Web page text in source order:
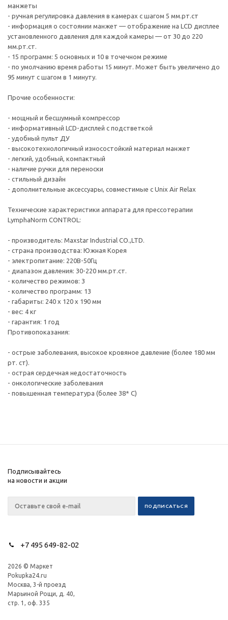
манжеты
- ручная регулировка давления в камерах с шагом 5 мм.рт.ст
- информация о состоянии манжет — отображение на LСD дисплее
установленного давления для каждой камеры — от 30 до 220
мм.рт.ст.
- 15 программ: 5 основных и 10 в точечном режиме
- по умолчанию время работы 15 минут. Может быть увеличено до
95 минут с шагом в 1 минуту.
Прочие особенности:
- мощный и бесшумный компрессор
- информативный LCD-дисплей с подстветкой
- удобный пульт ДУ
- высокотехнологичный износостойкий материал манжет
- легкий, удобный, компактный
- наличие ручки для переноски
- стильный дизайн
- дополнительные аксессуары, совместимые с Unix Air Relax
Технические характеристики аппарата для прессотерапии
LymphaNorm CONTROL:
- производитель: Maxstar Industrial CO.,LTD.
- страна производства: Южная Корея
- электропитание: 220В-50Гц
- диапазон давления: 30-220 мм.рт.ст.
- количество режимов: 3
- количество программ: 13
- габариты: 240 х 120 х 190 мм
- вес: 4 кг
- гарантия: 1 год
Противопоказания:
- острые заболевания, высокое кровяное давление (более 180 мм
рт. ст).
- острая сердечная недостаточность
- онкологические заболевания
- повышенная температура (более 38* С)
Подписывайтесь
на новости и акции
+7 495 649-82-02
2026 © Маркет
Pokupka24.ru
Москва, 3-й проезд
Марьиной Рощи, д. 40,
стр. 1, оф. 335